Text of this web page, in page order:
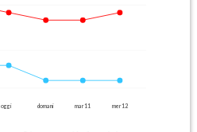
oggi domani mar 11 mer 12